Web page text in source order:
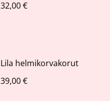
32,00 €
Lila helmikorvakorut
39,00 €